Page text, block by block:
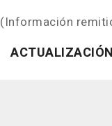
(Información